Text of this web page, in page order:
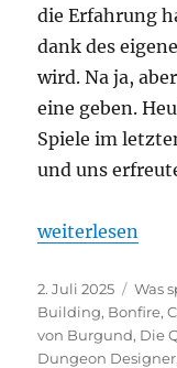
die Erfahrung
dank des
wird. Na ja,
eine geben.
Spiele im
und uns
„Was spielst du
weiterlesen
Veröffentlicht
am
2. Juli 2025 Was
Building, Bonfire,
von Burgund, Die
Dungeon Designer